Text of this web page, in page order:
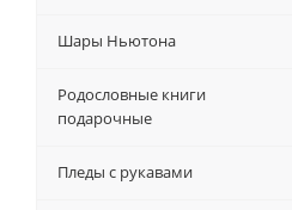
Шары Ньютона
Родословные книги
подарочные
Пледы с рукавами